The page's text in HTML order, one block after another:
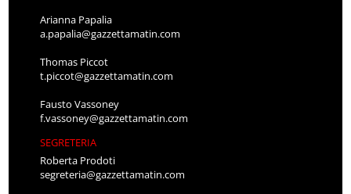
Arianna Papalia
a.papalia@gazzettamatin.com
Thomas Piccot
t.piccot@gazzettamatin.com
Fausto Vassoney
f.vassoney@gazzettamatin.com
SEGRETERIA
Roberta Prodoti
segreteria@gazzettamatin.com